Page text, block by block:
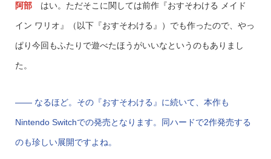
阿部はい。ただそこに関しては前作『おすそわける メイド
イン ワリオ』（以下『おすそわける』）でも作ったので、やっ
ぱり今回もふたりで遊べたほうがいいなというのもありまし
た。
—— なるほど。その『おすそわける』に続いて、本作も
Nintendo Switchでの発売となります。同ハードで2作発売する
のも珍しい展開ですよね。